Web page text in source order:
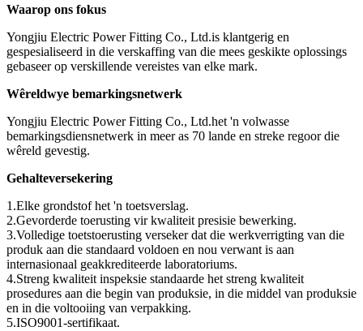
Waarop ons fokus
Yongjiu Electric Power Fitting Co., Ltd.is klantgerig en
gespesialiseerd in die verskaffing van die mees geskikte oplossings
gebaseer op verskillende vereistes van elke mark.
Wêreldwye bemarkingsnetwerk
Yongjiu Electric Power Fitting Co., Ltd.het 'n volwasse
bemarkingsdiensnetwerk in meer as 70 lande en streke regoor die
wêreld gevestig.
Gehalteversekering
1.Elke grondstof het 'n toetsverslag.
2.Gevorderde toerusting vir kwaliteit presisie bewerking.
3.Volledige toetstoerusting verseker dat die werkverrigting van die
produk aan die standaard voldoen en nou verwant is aan
internasionaal geakkrediteerde laboratoriums.
4.Streng kwaliteit inspeksie standaarde het streng kwaliteit
prosedures aan die begin van produksie, in die middel van produksie
en in die voltooiing van verpakking.
5.ISO9001-sertifikaat.